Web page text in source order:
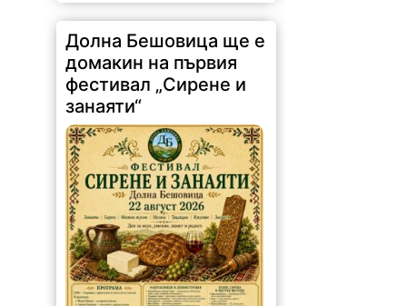
Долна Бешовица ще е
домакин на първия
фестивал „Сирене и
занаяти“